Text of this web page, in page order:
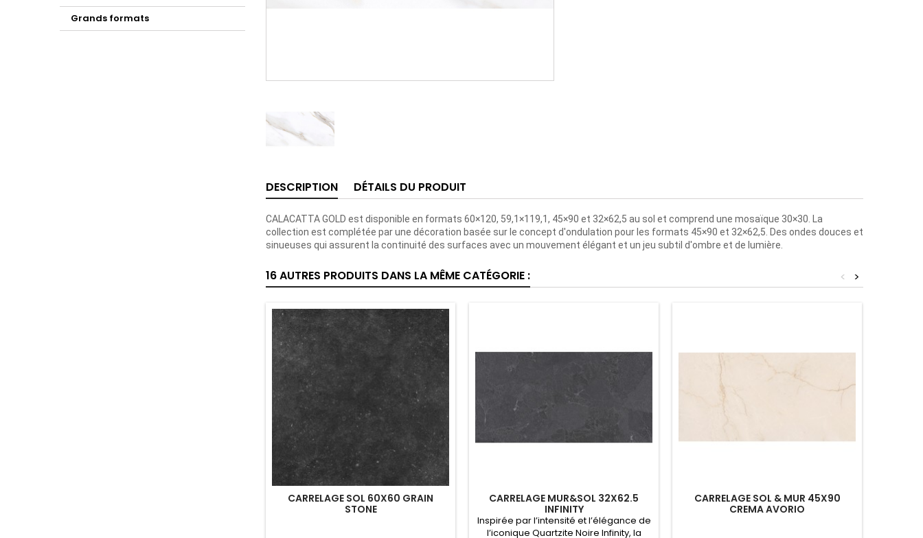
Grands formats
DESCRIPTION DÉTAILS DU PRODUIT
CALACATTA GOLD est disponible en formats 60×120, 59,1×119,1, 45×90 et 32×62,5 au sol et comprend une mosaïque 30×30. La
collection est complétée par une décoration basée sur le concept d'ondulation pour les formats 45×90 et 32×62,5. Des ondes douces et
sinueuses qui assurent la continuité des surfaces avec un mouvement élégant et un jeu subtil d'ombre et de lumière.
16 AUTRES PRODUITS DANS LA MÊME CATÉGORIE : >
<
CARRELAGE SOL 60X60 GRAIN
STONE
CARRELAGE MUR&SOL 32X62.5
INFINITY
Inspirée par l’intensité et l’élégance de
l’iconique Quartzite Noire Infinity, la
CARRELAGE SOL & MUR 45X90
CREMA AVORIO